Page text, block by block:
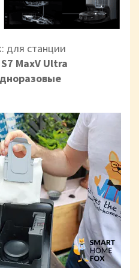
для станции
MaxV Ultra